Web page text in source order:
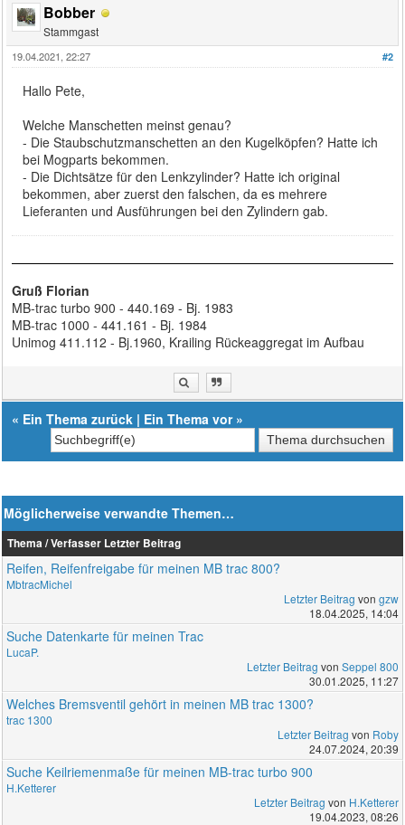
Bobber
Stammgast
#2
19.04.2021, 22:27
Hallo Pete,
Welche Manschetten meinst genau?
- Die Staubschutzmanschetten an den Kugelköpfen? Hatte ich
bei Mogparts bekommen.
- Die Dichtsätze für den Lenkzylinder? Hatte ich original
bekommen, aber zuerst den falschen, da es mehrere
Lieferanten und Ausführungen bei den Zylindern gab.
Gruß Florian
MB-trac turbo 900 - 440.169 - Bj. 1983
MB-trac 1000 - 441.161 - Bj. 1984
Unimog 411.112 - Bj.1960, Krailing Rückeaggregat im Aufbau
« Ein Thema zurück | Ein Thema vor»
Möglicherweise verwandte Themen…
Thema / Verfasser Letzter Beitrag
Reifen, Reifenfreigabe für meinen MB trac 800?
MbtracMichel
Letzter Beitrag von gzw
18.04.2025, 14:04
Suche Datenkarte für meinen Trac
LucaP.
Letzter Beitrag von Seppel 800
30.01.2025, 11:27
Welches Bremsventil gehört in meinen MB trac 1300?
trac 1300
Letzter Beitrag von Roby
24.07.2024, 20:39
Suche Keilriemenmaße für meinen MB-trac turbo 900
H.Ketterer
Letzter Beitrag von H.Ketterer
19.04.2023, 08:26